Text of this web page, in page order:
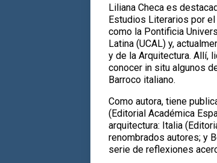
Liliana Checa es
Estudios Literarios por el
como la Pontificia
Latina (UCAL) y,
y de la Arquitectura. Allí,
conocer in situ algunos
Barroco italiano.
Como autora, tiene
(Editorial Académica
arquitectura: Italia
renombrados autores; y
serie de reflexiones